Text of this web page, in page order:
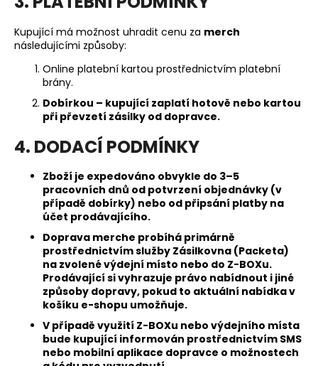
Kupující má možnost uhradit cenu za merch
následujícími způsoby:
Online platební kartou prostřednictvím platební
brány.
Dobírkou – kupující zaplatí hotově nebo kartou
při převzetí zásilky od dopravce.
4. DODACÍ PODMÍNKY
Zboží je expedováno obvykle do 3–5
pracovních dnů od potvrzení objednávky (v
případě dobírky) nebo od připsání platby na
účet prodávajícího.
Doprava merche probíhá primárně
prostřednictvím služby Zásilkovna (Packeta)
na zvolené výdejní místo nebo do Z-BOXu.
Prodávající si vyhrazuje právo nabídnout i jiné
způsoby dopravy, pokud to aktuální nabídka v
košíku e-shopu umožňuje.
V případě využití Z-BOXu nebo výdejního místa
bude kupující informován prostřednictvím SMS
nebo mobilní aplikace dopravce o možnostech